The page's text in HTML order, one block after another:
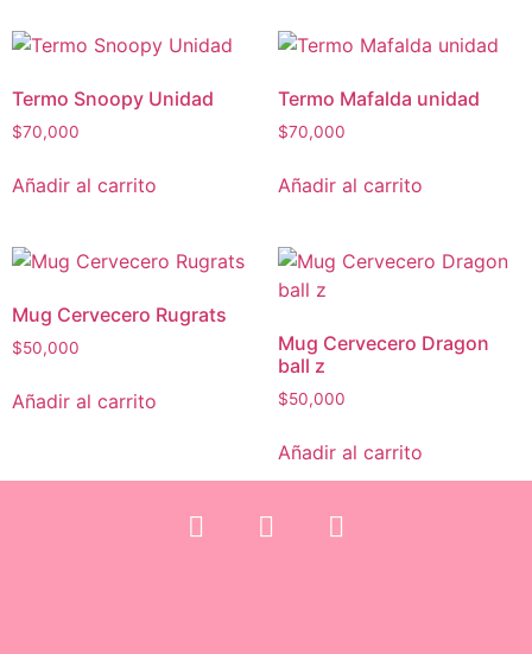
Termo Snoopy Unidad
$70,000
Añadir al carrito
Termo Mafalda unidad
$70,000
Añadir al carrito
Mug Cervecero Rugrats
$50,000
Añadir al carrito
Mug Cervecero Dragon
ball z
$50,000
Añadir al carrito